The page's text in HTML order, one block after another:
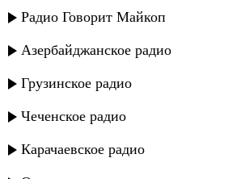
Радио Говорит Майкоп
Азербайджанское радио
Грузинское радио
Чеченское радио
Карачаевское радио
Марина Мустафаева - Свети,
Ринат Каримов - Не включайте
Ринат Каримов - Не включайте